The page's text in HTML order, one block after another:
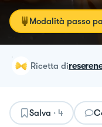
Modalità passo
ricetta di
Salva · 4